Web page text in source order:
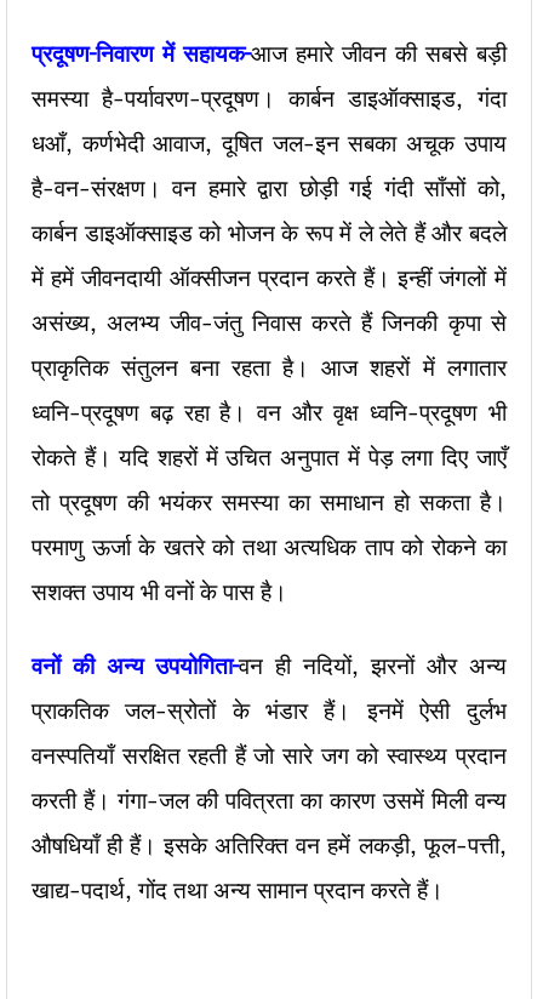
प्रदूषण–निवारण में सहायक–आज हमारे जीवन की सबसे बड़ी
समस्या है-पर्यावरण-प्रदूषण। कार्बन डाइऑक्साइड, गंदा
धआँ, कर्णभेदी आवाज, दूषित जल-इन सबका अचूक उपाय
है-वन-संरक्षण। वन हमारे द्वारा छोड़ी गई गंदी साँसों को,
कार्बन डाइऑक्साइड को भोजन के रूप में ले लेते हैं और बदले
में हमें जीवनदायी ऑक्सीजन प्रदान करते हैं। इन्हीं जंगलों में
असंख्य, अलभ्य जीव-जंतु निवास करते हैं जिनकी कृपा से
प्राकृतिक संतुलन बना रहता है। आज शहरों में लगातार
ध्वनि-प्रदूषण बढ़ रहा है। वन और वृक्ष ध्वनि-प्रदूषण भी
रोकते हैं। यदि शहरों में उचित अनुपात में पेड़ लगा दिए जाएँ
तो प्रदूषण की भयंकर समस्या का समाधान हो सकता है।
परमाणु ऊर्जा के खतरे को तथा अत्यधिक ताप को रोकने का
सशक्त उपाय भी वनों के पास है।
वनों की अन्य उपयोगिता–वन ही नदियों, झरनों और अन्य
प्राकतिक जल-स्रोतों के भंडार हैं। इनमें ऐसी दुर्लभ
वनस्पतियाँ सरक्षित रहती हैं जो सारे जग को स्वास्थ्य प्रदान
करती हैं। गंगा-जल की पवित्रता का कारण उसमें मिली वन्य
औषधियाँ ही हैं। इसके अतिरिक्त वन हमें लकड़ी, फूल-पत्ती,
खाद्य-पदार्थ, गोंद तथा अन्य सामान प्रदान करते हैं।